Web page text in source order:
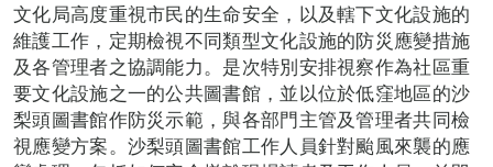
文化局高度重視市民的生命安全，以及轄下文化設施的
維護工作，定期檢視不同類型文化設施的防災應變措施
及各管理者之協調能力。是次特別安排視察作為社區重
要文化設施之一的公共圖書館，並以位於低窪地區的沙
梨頭圖書館作防災示範，與各部門主管及管理者共同檢
視應變方案。沙梨頭圖書館工作人員針對颱風來襲的應